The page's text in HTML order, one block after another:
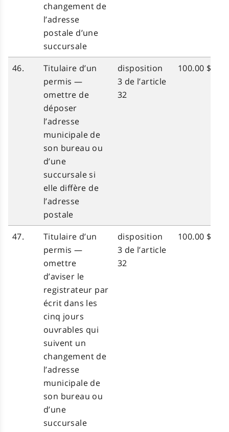
changement de
l’adresse
postale d’une
succursale
46.
Titulaire d’un
permis —
omettre de
déposer
l’adresse
municipale de
son bureau ou
d’une
succursale si
elle diffère de
l’adresse
postale
disposition
3 de l’article
32
100.00 $
47.
Titulaire d’un
permis —
omettre
d’aviser le
registrateur par
écrit dans les
cinq jours
ouvrables qui
suivent un
changement de
l’adresse
municipale de
son bureau ou
d’une
succursale
disposition
3 de l’article
32
100.00 $